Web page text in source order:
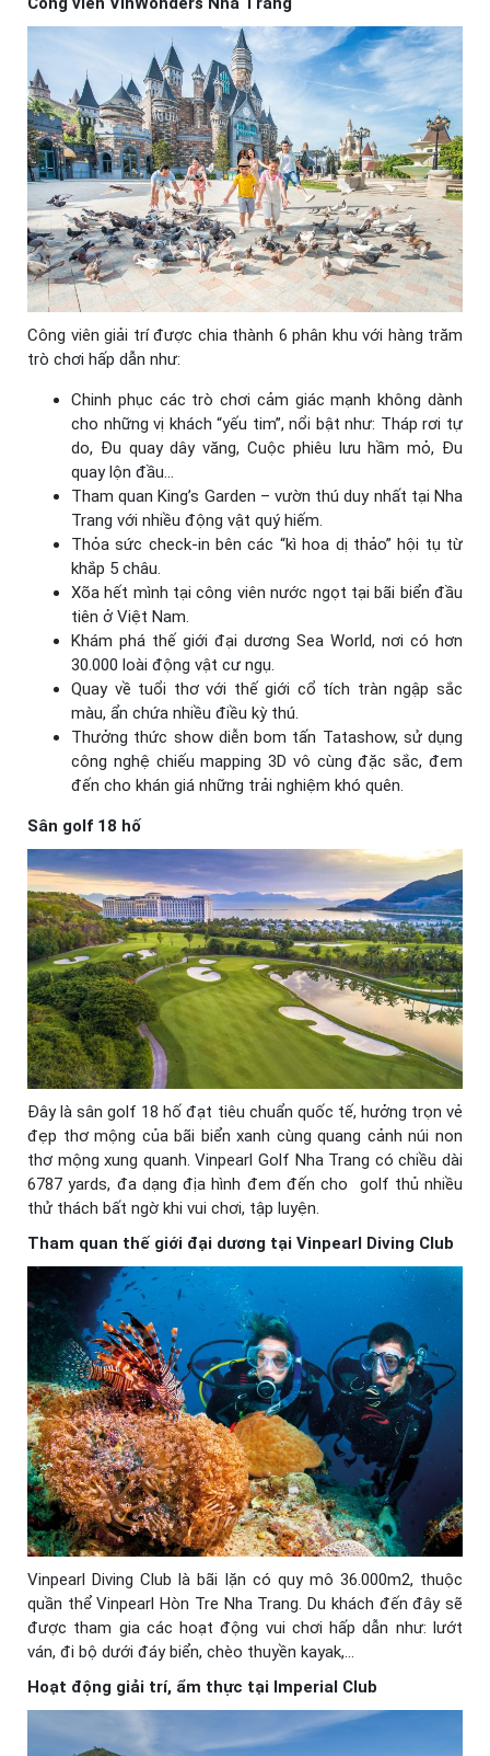
Công viên giải trí được chia thành 6 phân khu với hàng trăm
trò chơi hấp dẫn như:
Chinh phục các trò chơi cảm giác mạnh không dành
cho những vị khách “yếu tim”, nổi bật như: Tháp rơi tự
do, Đu quay dây văng, Cuộc phiêu lưu hầm mỏ, Đu
quay lộn đầu…
Tham quan King’s Garden – vườn thú duy nhất tại Nha
Trang với nhiều động vật quý hiếm.
Thỏa sức check-in bên các “kì hoa dị thảo” hội tụ từ
khắp 5 châu.
Xõa hết mình tại công viên nước ngọt tại bãi biển đầu
tiên ở Việt Nam.
Khám phá thế giới đại dương Sea World, nơi có hơn
30.000 loài động vật cư ngụ.
Quay về tuổi thơ với thế giới cổ tích tràn ngập sắc
màu, ẩn chứa nhiều điều kỳ thú.
Thưởng thức show diễn bom tấn Tatashow, sử dụng
công nghệ chiếu mapping 3D vô cùng đặc sắc, đem
đến cho khán giá những trải nghiệm khó quên.
Sân golf 18 hố
Đây là sân golf 18 hố đạt tiêu chuẩn quốc tế, hưởng trọn vẻ
đẹp thơ mộng của bãi biển xanh cùng quang cảnh núi non
thơ mộng xung quanh. Vinpearl Golf Nha Trang có chiều dài
6787 yards, đa dạng địa hình đem đến cho golf thủ nhiều
thử thách bất ngờ khi vui chơi, tập luyện.
Tham quan thế giới đại dương tại Vinpearl Diving Club
Vinpearl Diving Club là bãi lặn có quy mô 36.000m2, thuộc
quần thể Vinpearl Hòn Tre Nha Trang. Du khách đến đây sẽ
được tham gia các hoạt động vui chơi hấp dẫn như: lướt
ván, đi bộ dưới đáy biển, chèo thuyền kayak,…
Hoạt động giải trí, ẩm thực tại Imperial Club